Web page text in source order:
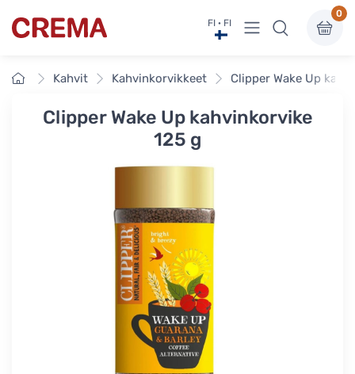
Crema FI · FI Näytä valikko
0
EtusivuKahvit Kahvinkorvikkeet Clipper Wake Up
Clipper Wake Up kahvinkorvike
125 g